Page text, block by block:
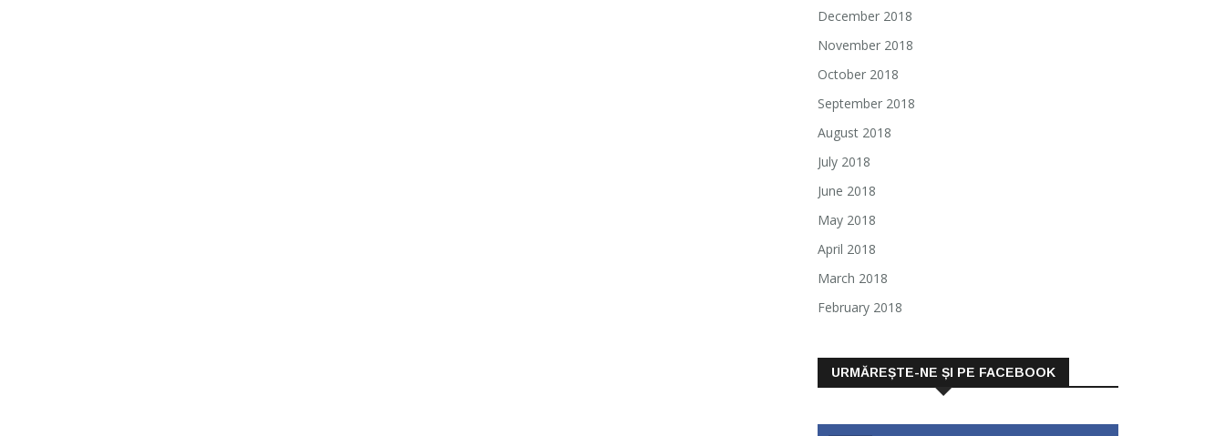
December 2018
November 2018
October 2018
September 2018
August 2018
July 2018
June 2018
May 2018
April 2018
March 2018
February 2018
URMĂREȘTE-NE ȘI PE FACEBOOK